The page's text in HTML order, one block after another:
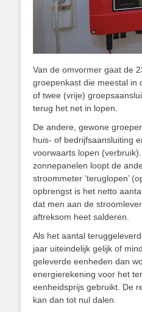
Van de omvormer gaat de
groepenkast die meestal in
of twee (vrije)
terug het net in lopen.
De andere, gewone
huis- of bedrijfsaansluiting
voorwaarts lopen
zonnepanelen loopt de
stroommeter ’teruglopen’
opbrengst is het netto
dat men aan de
aftreksom heet salderen.
Als het aantal
jaar uiteindelijk gelijk of
geleverde eenheden dan
energierekening voor het
eenheidsprijs gebruikt. De
kan dan tot nul dalen.